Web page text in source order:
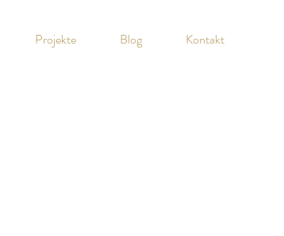
Projekte Blog Kontakt